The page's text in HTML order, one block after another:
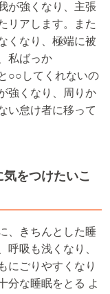
が強くなり、主張
リアします。また
くなり、極端に被
私ばっか
○○してくれないの
強くなり、周りか
い怠け者に移って
をつけたいこ
、きちんとした睡
呼吸も浅くなり、
にごりやすくなり
分な睡眠をとる よ